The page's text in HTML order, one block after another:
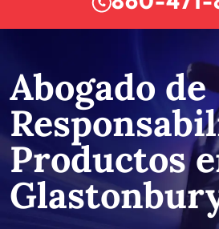
Abogado de
Productos